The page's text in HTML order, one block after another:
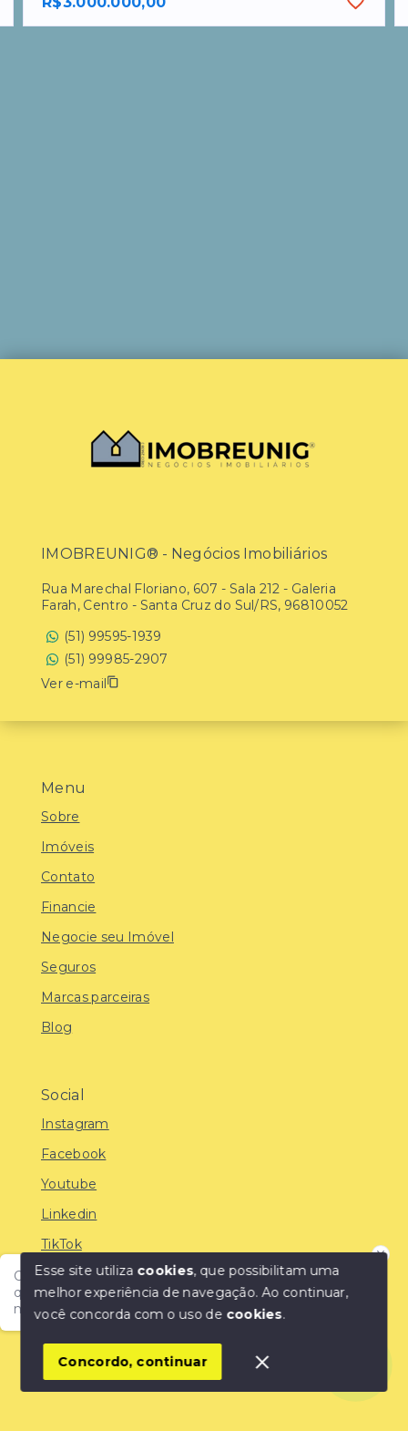
Olá! Encontre o imóvel ideal com a IMOBREUNIG®:
qualidade, confiança e as melhores oportunidades do
mercado!
Menu
Sobre
Imóveis
Contato
Financie
Negocie seu Imóvel
Seguros
Marcas parceiras
Blog
Social
Instagram
Facebook
Youtube
Linkedin
TikTok
© Copyright 2026 - IMOBREUNIG® - Negócios
SITE PARA IMOBILIARIA
IMOBREUNIG® - Negócios Imobiliários
Rua Marechal Floriano, 607 - Sala 212 - Galeria
Farah, Centro - Santa Cruz do Sul/RS, 96810052
(51) 99595-1939
(51) 99985-2907
Ver e-mail
Esse site utiliza cookies, que possibilitam uma
melhor experiência de navegação.Ao continuar,
você concorda com o uso de cookies.
Concordo, continuar